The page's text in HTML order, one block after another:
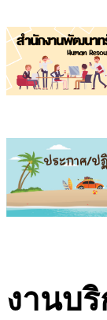
งานบริ